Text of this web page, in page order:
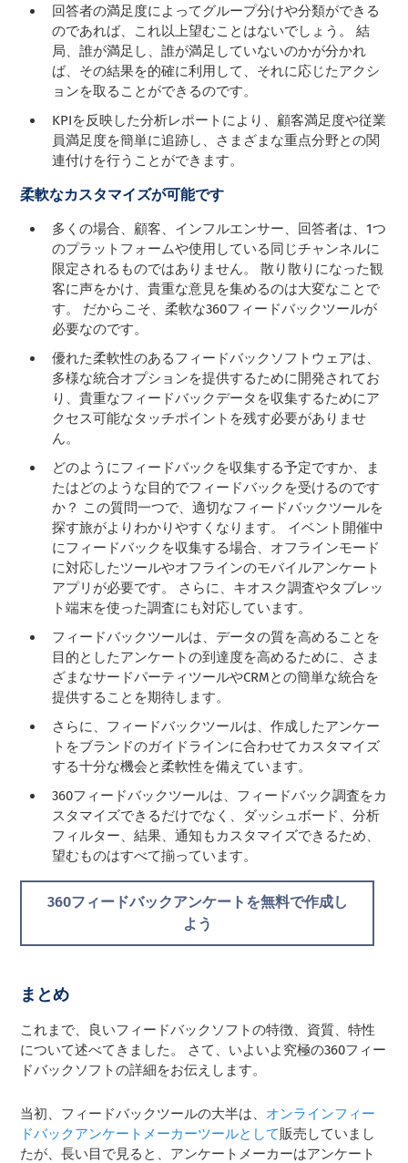
回答者の満足度によってグループ分けや分類ができる
のであれば、これ以上望むことはないでしょう。 結
局、誰が満足し、誰が満足していないのかが分かれ
ば、その結果を的確に利用して、それに応じたアクシ
ョンを取ることができるのです。
KPIを反映した分析レポートにより、顧客満足度や従業
員満足度を簡単に追跡し、さまざまな重点分野との関
連付けを行うことができます。
柔軟なカスタマイズが可能です
多くの場合、顧客、インフルエンサー、回答者は、1つ
のプラットフォームや使用している同じチャンネルに
限定されるものではありません。 散り散りになった観
客に声をかけ、貴重な意見を集めるのは大変なことで
す。 だからこそ、柔軟な360フィードバックツールが
必要なのです。
優れた柔軟性のあるフィードバックソフトウェアは、
多様な統合オプションを提供するために開発されてお
り、貴重なフィードバックデータを収集するためにア
クセス可能なタッチポイントを残す必要がありませ
ん。
どのようにフィードバックを収集する予定ですか、ま
たはどのような目的でフィードバックを受けるのです
か？ この質問一つで、適切なフィードバックツールを
探す旅がよりわかりやすくなります。 イベント開催中
にフィードバックを収集する場合、オフラインモード
に対応したツールやオフラインのモバイルアンケート
アプリが必要です。 さらに、キオスク調査やタブレッ
ト端末を使った調査にも対応しています。
フィードバックツールは、データの質を高めることを
目的としたアンケートの到達度を高めるために、さま
ざまなサードパーティツールやCRMとの簡単な統合を
提供することを期待します。
さらに、フィードバックツールは、作成したアンケー
トをブランドのガイドラインに合わせてカスタマイズ
する十分な機会と柔軟性を備えています。
360フィードバックツールは、フィードバック調査をカ
スタマイズできるだけでなく、ダッシュボード、分析
フィルター、結果、通知もカスタマイズできるため、
望むものはすべて揃っています。
360フィードバックアンケートを無料で作成し
よう
まとめ
これまで、良いフィードバックソフトの特徴、資質、特性
について述べてきました。 さて、いよいよ究極の360フィー
ドバックソフトの詳細をお伝えします。
当初、フィードバックツールの大半は、 オンラインフィー
ドバックアンケートメーカーツールとして販売していまし
たが、長い目で見ると、アンケートメーカーはアンケート